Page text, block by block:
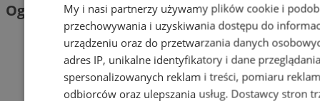
OgłoszeniaMy i nasi partnerzy używamy plików cookie i
przechowywania i uzyskiwania dostępu do
urządzeniu oraz do przetwarzania danych
adres IP, unikalne identyfikatory i dane
spersonalizowanych reklam i treści, pomiaru
odbiorców oraz ulepszania usług. Dostawcy stron